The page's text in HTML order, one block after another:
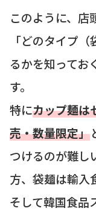
このように、店
「どのタイプ
るかを知ってお
す。
特にカップ麺は
売・数量限定」
つけるのが難し
方、袋麺は輸入
そして韓国食品